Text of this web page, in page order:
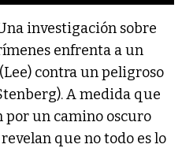
investigación sobre
enfrenta a un
(Lee) contra un peligroso
A medida que
por un camino oscuro
que no todo es lo